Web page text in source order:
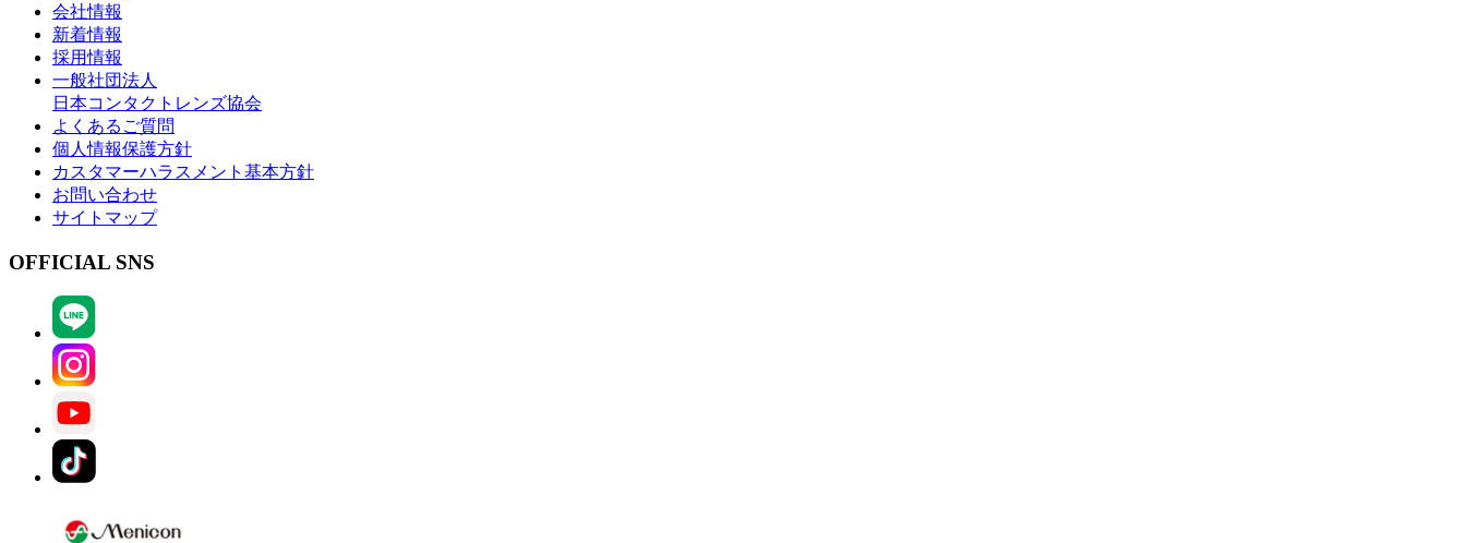
会社情報
新着情報
採用情報
一般社団法人
日本コンタクトレンズ協会
よくあるご質問
個人情報保護方針
カスタマーハラスメント基本方針
お問い合わせ
サイトマップ
OFFICIAL SNS